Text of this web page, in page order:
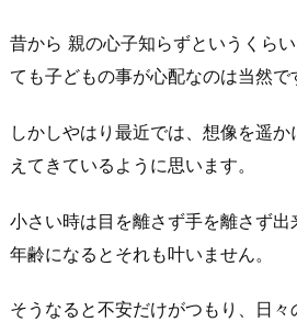
昔から 親の心子知らずというくら
ても子どもの事が心配なのは当然で
しかしやはり最近では、想像を遥
えてきているように思います。
小さい時は目を離さず手を離さず
年齢になるとそれも叶いません。
そうなると不安だけがつもり、日